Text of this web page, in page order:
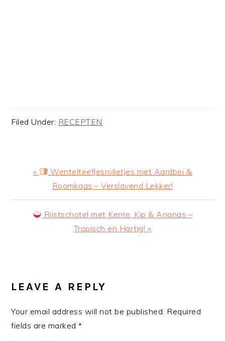
Filed Under: RECEPTEN
Previous
«
Wentelteefjesrolletjes met Aardbei &
Roomkaas – Verslavend Lekker!
NextRijstschotel met Kerrie, Kip & Ananas –
Tropisch en Hartig! »
INTERACTIONS
LEAVE A REPLY
Your email address will not be published. Required
fields are marked*